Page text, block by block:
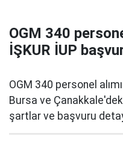
OGM 340
İŞKUR İUP
OGM 340 personel
Bursa ve
şartlar ve başvuru